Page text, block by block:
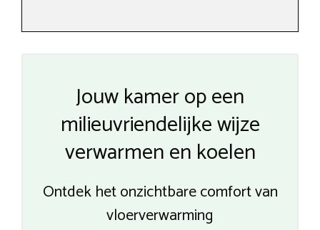
Jouw kamer op een
milieuvriendelijke wijze
verwarmen en koelen
Ontdek het onzichtbare comfort van
vloerverwarming